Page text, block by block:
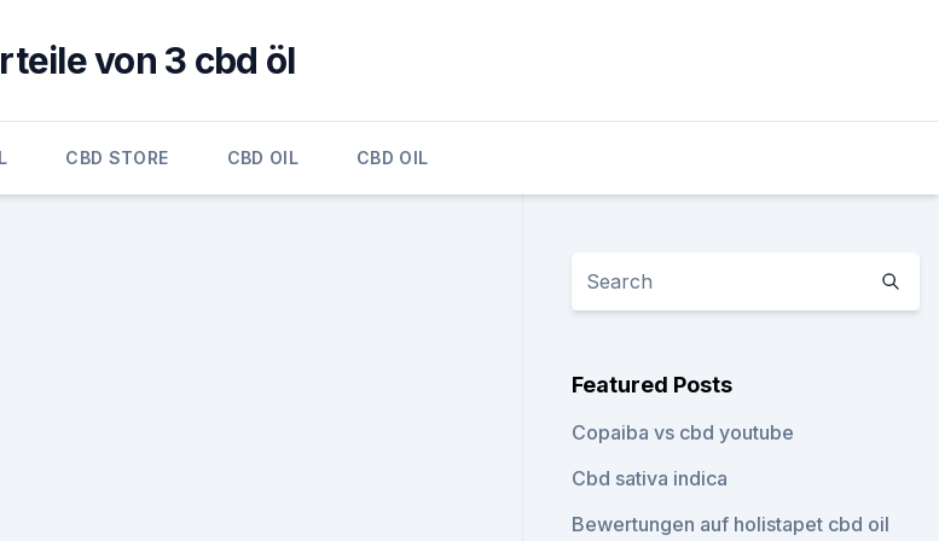
von 3 cbd öl
CBD STORE CBD OIL CBD OIL
Featured Posts
Copaiba vs cbd youtube
Cbd sativa indica
Bewertungen auf holistapet cbd oil